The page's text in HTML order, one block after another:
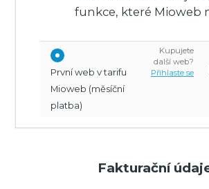
funkce, které Mioweb
První web v tarifu
Mioweb (měsíční
platba)
Kupujete
další web?
Přihlaste se
Fakturační